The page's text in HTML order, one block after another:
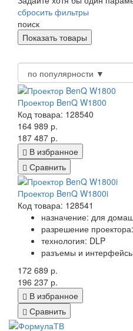
сбросить фильтры
поиск
Проектор BenQ W1800
Код товара: 128540
164 989 р.
187 487 р.
В избранное
Сравнить
Проектор BenQ W1800i
Код товара: 128541
назначение: для
разрешение
технология: DLP
разъемы и
172 689 р.
196 237 р.
В избранное
Сравнить